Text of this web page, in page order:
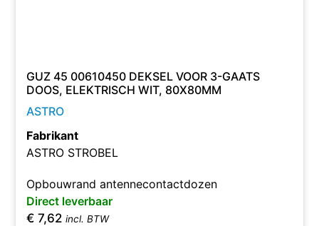
GUZ 45 00610450 DEKSEL VOOR 3-GAATS
DOOS, ELEKTRISCH WIT, 80X80MM
ASTRO
Fabrikant
ASTRO STROBEL
Opbouwrand antennecontactdozen
Direct leverbaar
€ 7,62 incl. BTW